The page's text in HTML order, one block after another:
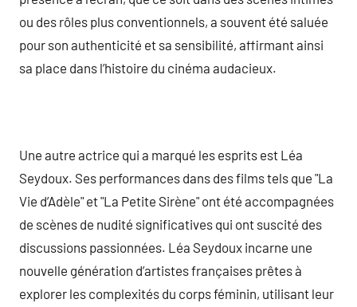
ou des rôles plus conventionnels, a souvent été saluée
pour son authenticité et sa sensibilité, affirmant ainsi
sa place dans l’histoire du cinéma audacieux.
Une autre actrice qui a marqué les esprits est Léa
Seydoux. Ses performances dans des films tels que "La
Vie d’Adèle" et "La Petite Sirène" ont été accompagnées
de scènes de nudité significatives qui ont suscité des
discussions passionnées. Léa Seydoux incarne une
nouvelle génération d’artistes françaises prêtes à
explorer les complexités du corps féminin, utilisant leur